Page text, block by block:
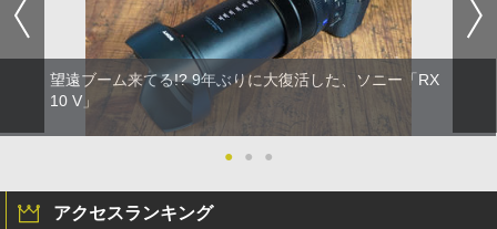
望遠ブーム来てる!? 9年ぶりに大復活した、ソニー「RX
10 V」
● ● ●
アクセスランキング